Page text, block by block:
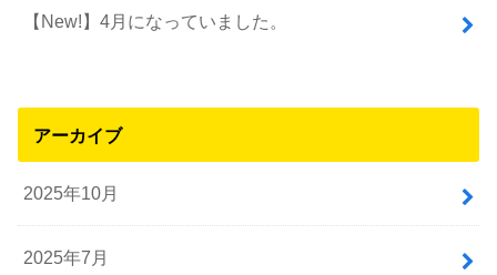
【New!】4月になっていました。
アーカイブ
2025年10月
2025年7月